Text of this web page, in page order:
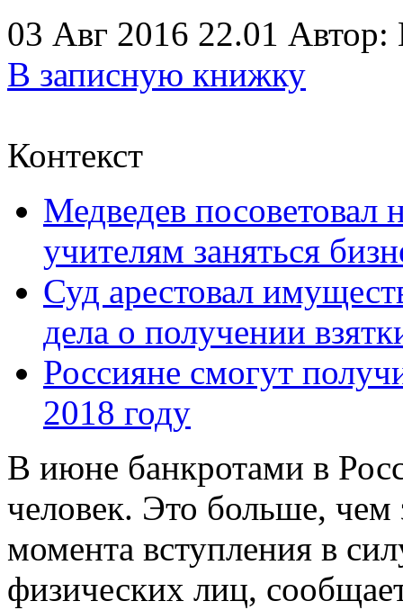
03 Авг 2016 22.01 Автор:
В записную книжку
Контекст
Медведев посоветовал
учителям заняться
Суд арестовал
дела о получении
Россияне смогут
2018 году
В июне банкротами в
человек. Это больше,
момента вступления в
физических лиц,